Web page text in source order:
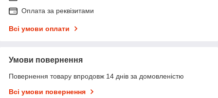
Оплата за реквізитами
Всі умови оплати
Умови повернення
Повернення товару впродовж 14 днів за домовленістю
Всі умови повернення